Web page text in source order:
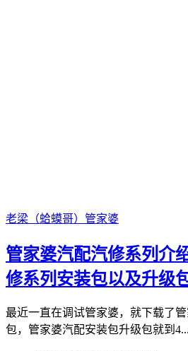
老梁（蛤蟆哥） 管家婆
管家婆汽配汽修系列介
修系列安装包以及升级
最近一直在调试管家婆，就下载了
包，管家婆汽配安装包升级包就到4...